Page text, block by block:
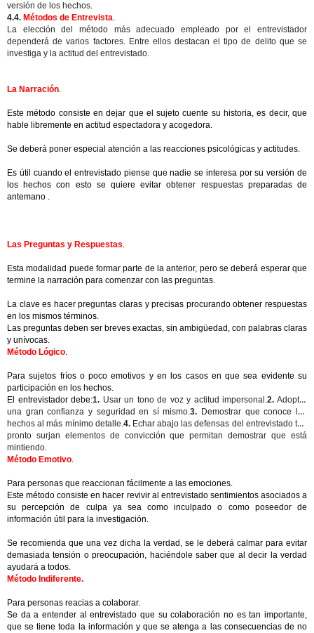
versión de los hechos.
4.4. Métodos de Entrevista.
La elección del método más adecuado empleado por el entrevistador
dependerá de varios factores. Entre ellos destacan el tipo de delito que se
investiga y la actitud del entrevistado.
La Narración.
Este método consiste en dejar que el sujeto cuente su historia, es decir, que
hable libremente en actitud espectadora y acogedora.
Se deberá poner especial atención a las reacciones psicológicas y actitudes.
Es útil cuando el entrevistado piense que nadie se interesa por su versión de
los hechos con esto se quiere evitar obtener respuestas preparadas de
antemano .
Las Preguntas y Respuestas.
Esta modalidad puede formar parte de la anterior, pero se deberá esperar que
termine la narración para comenzar con las preguntas.
La clave es hacer preguntas claras y precisas procurando obtener respuestas
en los mismos términos.
Las preguntas deben ser breves exactas, sin ambigüedad, con palabras claras
y unívocas.
Método Lógico.
Para sujetos fríos o poco emotivos y en los casos en que sea evidente su
participación en los hechos.
El entrevistador debe:1. Usar un tono de voz y actitud impersonal.2. Adoptar
una gran confianza y seguridad en sí mismo.3. Demostrar que conoce los
hechos al más mínimo detalle.4.Echar abajo las defensas del entrevistado tan
pronto surjan elementos de convicción que permitan demostrar que está
mintiendo.
Método Emotivo.
Para personas que reaccionan fácilmente a las emociones.
Este método consiste en hacer revivir al entrevistado sentimientos asociados a
su percepción de culpa ya sea como inculpado o como poseedor de
información útil para la investigación.
Se recomienda que una vez dicha la verdad, se le deberá calmar para evitar
demasiada tensión o preocupación, haciéndole saber que al decir la verdad
ayudará a todos.
Método Indiferente.
Para personas reacias a colaborar.
Se da a entender al entrevistado que su colaboración no es tan importante,
que se tiene toda la información y que se atenga a las consecuencias de no